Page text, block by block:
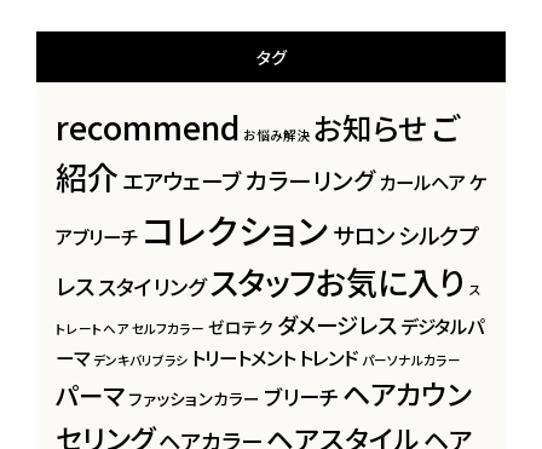
タグ
recommend お悩み解決 お知らせご
紹介エアウェーブカラーリング カールヘアケ
アブリーチ コレクションサロンシルクプ
レススタイリングスタッフお気に入り ス
トレートヘア セルフカラー ゼロテク ダメージレスデジタルパ
ーマ デンキバリブラシ トリートメント トレンド パーソナルカラー
パーマファッションカラー ブリーチ ヘアカウン
セリングヘアカラーヘアスタイルヘア